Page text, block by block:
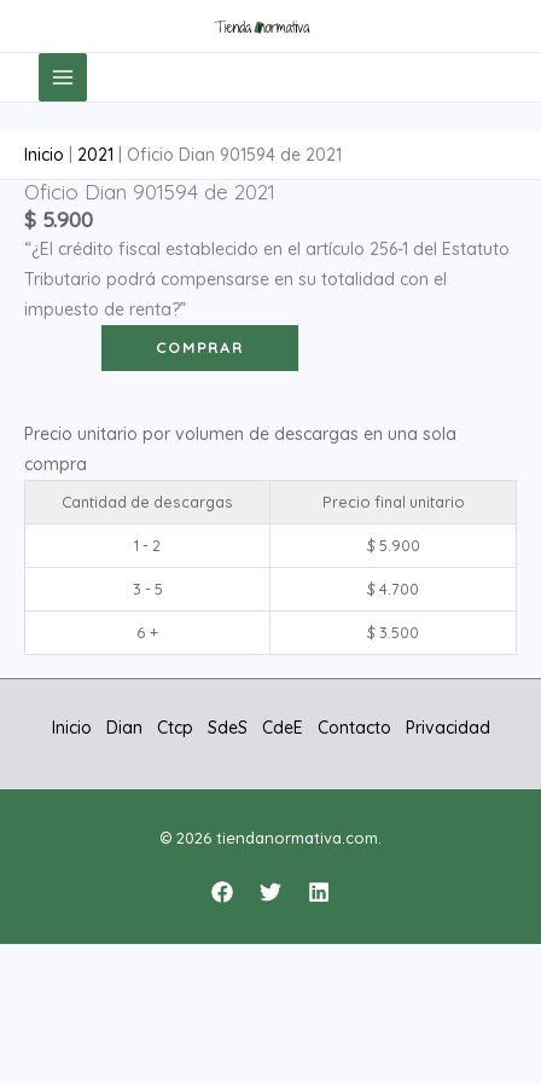
contenido
Inicio 2021 Oficio Dian 901594 de 2021
Oficio Dian 901594 de 2021
$ 5.900
“¿El crédito fiscal establecido en el artículo 256-1 del Estatuto
Tributario podrá compensarse en su totalidad con el
impuesto de renta?”
Oficio
Dian
901594
de
2021
COMPRAR
Precio unitario por volumen de descargas en una sola
compra
Cantidad de descargas Precio final unitario
1 - 2 $5.900
3 - 5 $4.700
6 + $3.500
Inicio Dian Ctcp SdeS CdeE Contacto Privacidad
© 2026 tiendanormativa.com.